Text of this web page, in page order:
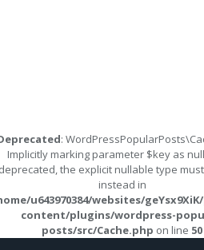
:
Implicitly marking parameter $key as
the explicit nullable type
instead in
u643970384/websites/
content/plugins/wordpress-
posts/src/Cache.php on line 50